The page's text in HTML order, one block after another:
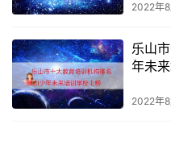
2022年
乐山
年未
2022年8